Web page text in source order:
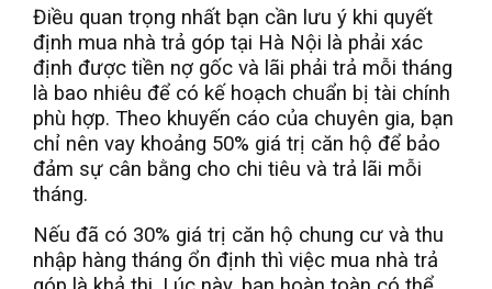
Điều quan trọng nhất bạn cần lưu ý khi quyết
định mua nhà trả góp tại Hà Nội là phải xác
định được tiền nợ gốc và lãi phải trả mỗi tháng
là bao nhiêu để có kế hoạch chuẩn bị tài chính
phù hợp. Theo khuyến cáo của chuyên gia, bạn
chỉ nên vay khoảng 50% giá trị căn hộ để bảo
đảm sự cân bằng cho chi tiêu và trả lãi mỗi
tháng.
Nếu đã có 30% giá trị căn hộ chung cư và thu
nhập hàng tháng ổn định thì việc mua nhà trả